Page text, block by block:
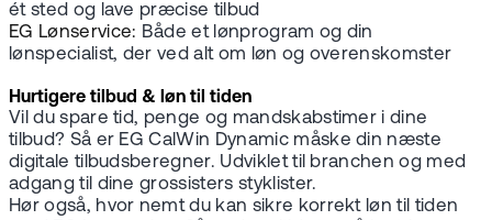
ét sted og lave præcise tilbud
EG Lønservice: Både et lønprogram og din
lønspecialist, der ved alt om løn og overenskomster
Hurtigere tilbud & løn til tiden
Vil du spare tid, penge og mandskabstimer i dine
tilbud? Så er EG CalWin Dynamic måske din næste
digitale tilbudsberegner. Udviklet til branchen og med
adgang til dine grossisters styklister.
Hør også, hvor nemt du kan sikre korrekt løn til tiden